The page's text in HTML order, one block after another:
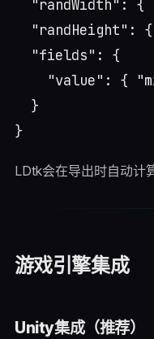
"randWidth": {
"randHeight":
  "fields": {
"value": {
  }
LDtk会在导出时自动计
游戏引擎集成
Unity集成（推荐）